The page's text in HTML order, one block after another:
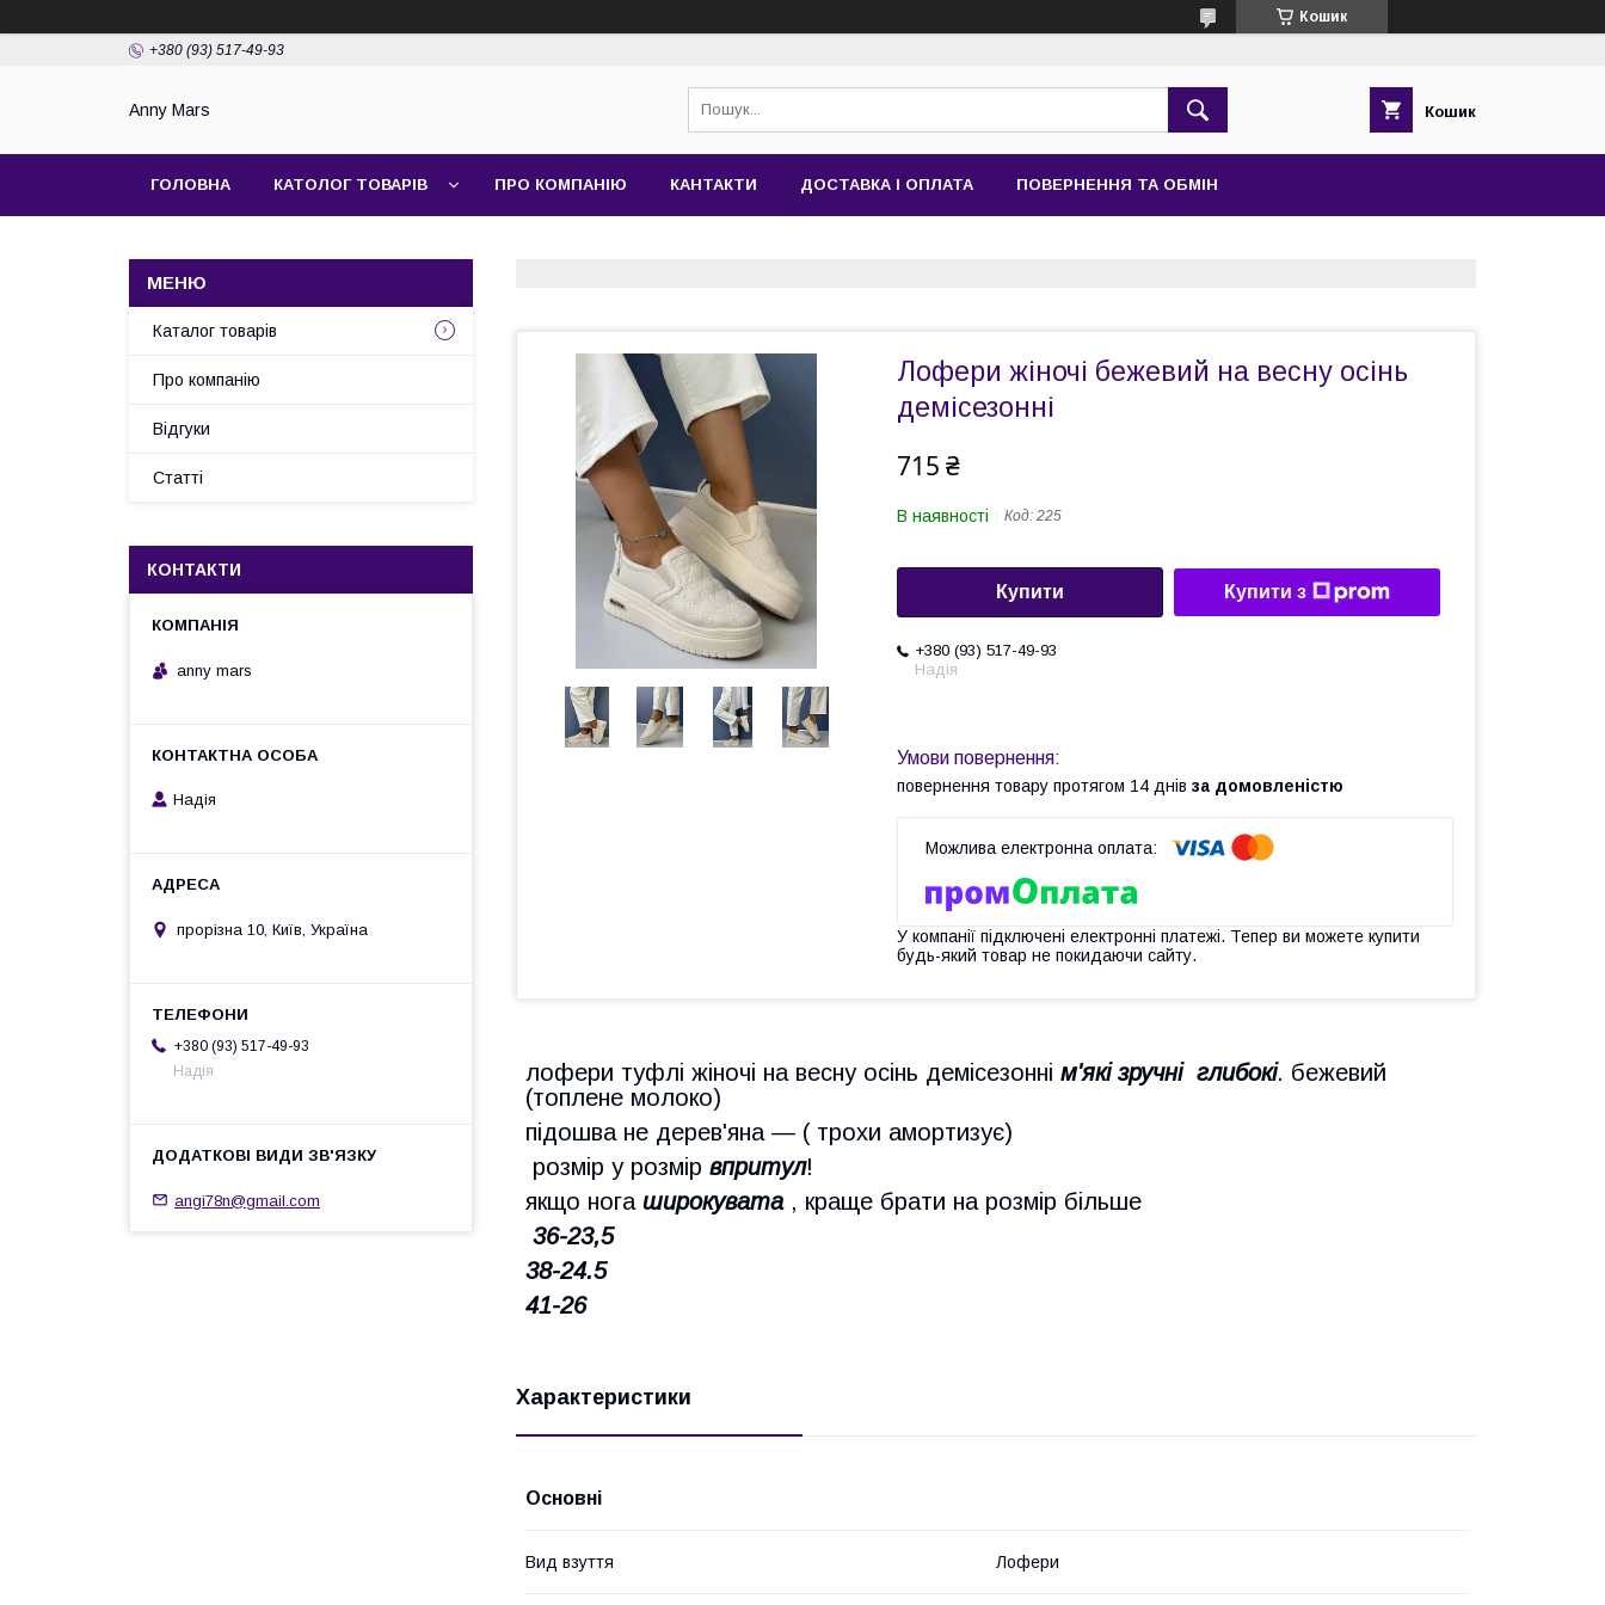
Кошик
+380 (93) 517-49-93
Anny Mars Кошик
ГОЛОВНА КАТОЛОГ ТОВАРІВ ПРО КОМПАНІЮ КАНТАКТИ ДОСТАВКА І ОПЛАТА ПОВЕРНЕННЯ ТА ОБМІН
Лофери жіночі бежевий на весну осінь
демісезонні
715 ₴
В наявності Код: 225
Купити Купити з
+380 (93) 517-49-93
Надія
повернення товару протягом 14 днів за домовленістю
У компанії підключені електронні платежі. Тепер ви можете купити
будь-який товар не покидаючи сайту.
лофери туфлі жіночі на весну осінь демісезонні м'які зручні глибокі. бежевий
(топлене молоко)
підошва не дерев'яна — ( трохи амортизує)
розмір у розмір впритул!
якщо нога широкувата, краще брати на розмір більше
36-23,5
38-24.5
41-26
Характеристики
Основні
Вид взуття Лофери
Каталог товарів
Про компанію
Відгуки
Статті
КОНТАКТИ
anny mars
Надія
прорізна 10, Київ, Україна
+380 (93) 517-49-93
Надія
angi78n@gmail.com